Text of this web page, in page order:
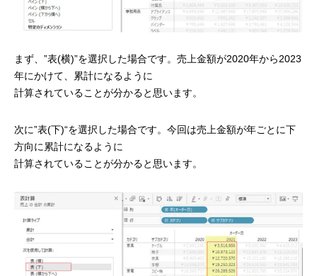
まず、”表(横)”を選択した場合です。売上金額が2020年から2023
年にかけて、累計になるように
計算されていることが分かると思います。
次に”表(下)“を選択した場合です。今回は売上金額が年ごとに下
方向に累計になるように
計算されていることが分かると思います。